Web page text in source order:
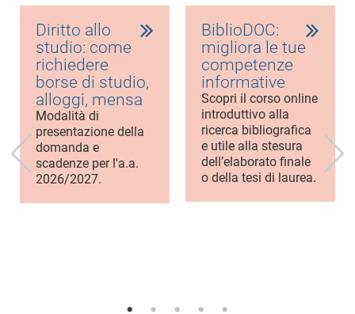
Diritto allo
studio: come
richiedere
borse di studio,
alloggi, mensa
Modalità di
presentazione della
domanda e
scadenze per l'a.a.
2026/2027.
BiblioDOC:
migliora le tue
competenze
informative
Scopri il corso online
introduttivo alla
ricerca bibliografica
e utile alla stesura
dell’elaborato finale
o della tesi di laurea.